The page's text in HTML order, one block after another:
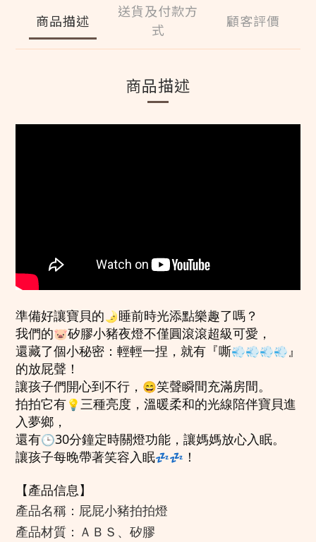
商品描述
送貨及付款方
式
顧客評價
商品描述
準備好讓寶貝的🌛睡前時光添點樂趣了嗎？
我們的🐷矽膠小豬夜燈不僅圓滾滾超級可愛，
還藏了個小秘密：輕輕一捏，就有『嘶💨💨💨💨』
的放屁聲！
讓孩子們開心到不行， 😄笑聲瞬間充滿房間。
拍拍它有💡三種亮度，溫暖柔和的光線陪伴寶貝進
入夢鄉，
還有🕒30分鐘定時關燈功能，讓媽媽放心入眠。
讓孩子每晚帶著笑容入眠💤💤 ！
【產品信息】
產品名稱：屁屁小豬拍拍燈
產品材質：ＡＢＳ、矽膠